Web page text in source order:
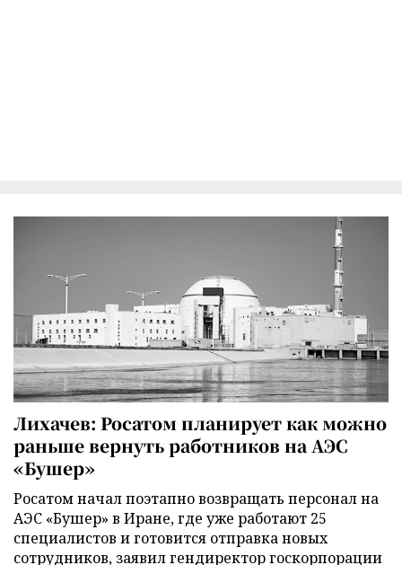
Лихачев: Росатом планирует как можно
раньше вернуть работников на АЭС
«Бушер»
Росатом начал поэтапно возвращать персонал на
АЭС «Бушер» в Иране, где уже работают 25
специалистов и готовится отправка новых
сотрудников, заявил гендиректор госкорпорации